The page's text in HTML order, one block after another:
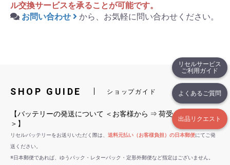
リセルサービス
ご利用ガイド
よくあるご質問
出品リクエスト
ル交換サービスを承ることが可能です。
お問い合わせ
から、お気軽に問い合わせください。
SHOP GUIDE ショップガイド
【バッテリーの発送について ＜お客様から ⇒ 荷受センターへ
＞】
リセルバッテリーをお送りいただく際は、 送料元払い（お客様負担）の日本郵便にてご発
送ください。
※日本郵便であれば、ゆうパック・レターパック・定形外郵便など指定はございません。